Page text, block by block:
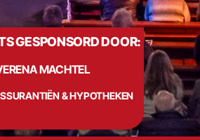
GESPONSORD DOOR:
MACHTEL
& HYPOTHEKEN